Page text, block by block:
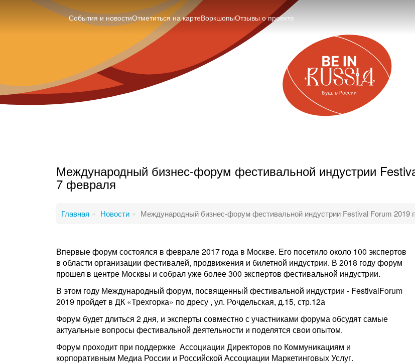
События и новостиОтметиться на картеВоркшопыОтзывы о проекте
Международный бизнес-форум фестивальной индустрии
7 февраля
Главная Новости Международный бизнес-форум фестивальной индустрии Festival Forum 2019
Впервые форум состоялся в феврале 2017 года в Москве. Его посетило около 100 экспертов
в области организации фестивалей, продвижения и билетной индустрии. В 2018 году форум
прошел в центре Москвы и собрал уже более 300 экспертов фестивальной индустрии.
В этом году Международный форум, посвященный фестивальной индустрии - FestivalForum
2019 пройдет в ДК «Трехгорка» по дресу , ул. Рочдельская, д.15, стр.12а
Форум будет длиться 2 дня, и эксперты совместно с участниками форума обсудят самые
актуальные вопросы фестивальной деятельности и поделятся свои опытом.
Форум проходит при поддержке Ассоциации Директоров по Коммуникациям и
корпоративным Медиа России и Российской Ассоциации Маркетинговых Услуг.